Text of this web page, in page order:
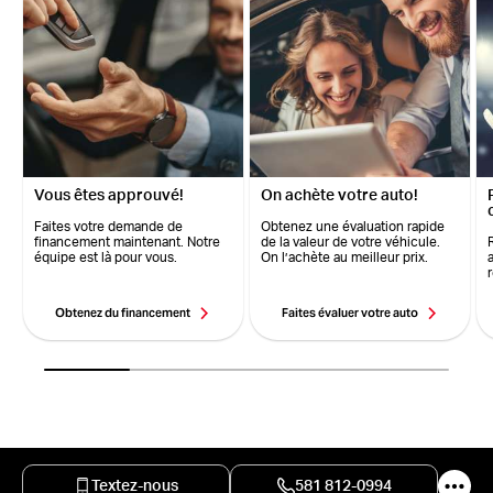
Vous êtes approuvé!
Faites votre demande de
financement maintenant. Notre
équipe est là pour vous.
Obtenez du financement
On achète votre auto!
Obtenez une évaluation rapide
de la valeur de votre véhicule.
On l’achète au meilleur prix.
Faites évaluer votre auto
Textez-nous 581 812-0994